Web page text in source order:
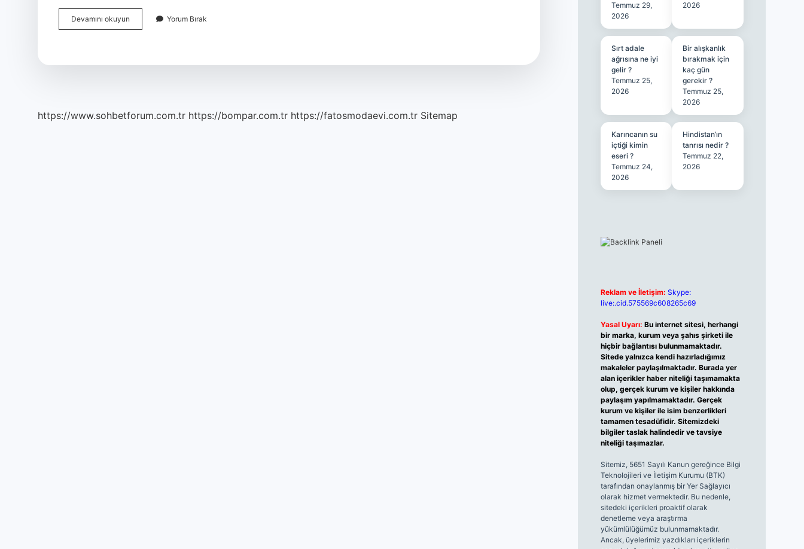
Devamını okuyun
Atmak
Yorum Bırak
https://www.sohbetforum.com.tr https://bompar.com.tr https://fatosmodaevi.com.tr Sitemap
Temmuz 29,
2026
2026
Sırt adale
ağrısına ne iyi
gelir ?
Temmuz 25,
2026
Bir alışkanlık
bırakmak için
kaç gün
gerekir ?
Temmuz 25,
2026
Karıncanın su
içtiği kimin
eseri ?
Temmuz 24,
2026
Hindistan’ın
tanrısı nedir ?
Temmuz 22,
2026
Reklam ve İletişim: Skype:
live:.cid.575569c608265c69
Yasal Uyarı: Bu internet sitesi, herhangi
bir marka, kurum veya şahıs şirketi ile
hiçbir bağlantısı bulunmamaktadır.
Sitede yalnızca kendi hazırladığımız
makaleler paylaşılmaktadır. Burada yer
alan içerikler haber niteliği taşımamakta
olup, gerçek kurum ve kişiler hakkında
paylaşım yapılmamaktadır. Gerçek
kurum ve kişiler ile isim benzerlikleri
tamamen tesadüfidir. Sitemizdeki
bilgiler taslak halindedir ve tavsiye
niteliği taşımazlar.
Sitemiz, 5651 Sayılı Kanun gereğince Bilgi
Teknolojileri ve İletişim Kurumu (BTK)
tarafından onaylanmış bir Yer Sağlayıcı
olarak hizmet vermektedir. Bu nedenle,
sitedeki içerikleri proaktif olarak
denetleme veya araştırma
yükümlülüğümüz bulunmamaktadır.
Ancak, üyelerimiz yazdıkları içeriklerin